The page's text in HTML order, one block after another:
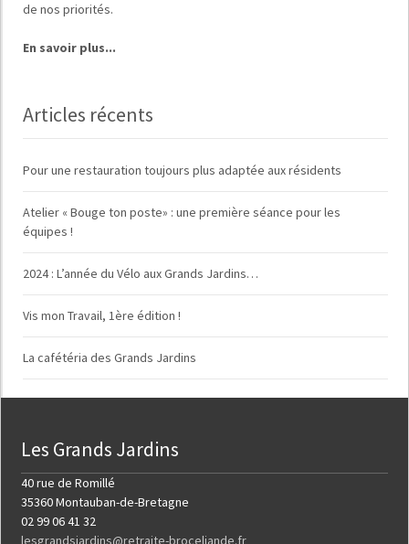
de nos priorités.
En savoir plus...
Articles récents
Pour une restauration toujours plus adaptée aux résidents
Atelier « Bouge ton poste» : une première séance pour les
équipes !
2024 : L’année du Vélo aux Grands Jardins…
Vis mon Travail, 1ère édition !
La cafétéria des Grands Jardins
Les Grands Jardins
40 rue de Romillé
35360 Montauban-de-Bretagne
02 99 06 41 32
lesgrandsjardins@retraite-broceliande.fr